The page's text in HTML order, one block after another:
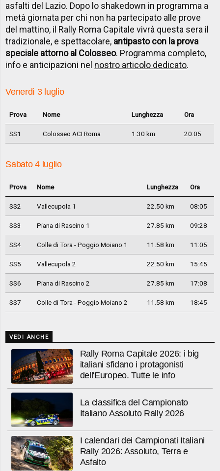
asfalti del Lazio. Dopo lo shakedown in programma a
metà giornata per chi non ha partecipato alle prove
del mattino, il Rally Roma Capitale vivrà questa sera il
tradizionale, e spettacolare, antipasto con la prova
speciale attorno al Colosseo. Programma completo,
info e anticipazioni nel nostro articolo dedicato.
Venerdì 3 luglio
Prova Nome Lunghezza Ora
SS1 Colosseo ACI Roma 1.30 km 20:05
Sabato 4 luglio
Prova Nome Lunghezza Ora
SS2 Vallecupola 1 22.50 km 08:05
SS3 Piana di Rascino 1 27.85 km 09:28
SS4 Colle di Tora - Poggio Moiano 1 11.58 km 11:05
SS5 Vallecupola 2 22.50 km 15:45
SS6 Piana di Rascino 2 27.85 km 17:08
SS7 Colle di Tora - Poggio Moiano 2 11.58 km 18:45
VEDI ANCHE
Rally Roma Capitale 2026: i big
italiani sfidano i protagonisti
dell'Europeo. Tutte le info
La classifica del Campionato
Italiano Assoluto Rally 2026
I calendari dei Campionati Italiani
Rally 2026: Assoluto, Terra e
Asfalto